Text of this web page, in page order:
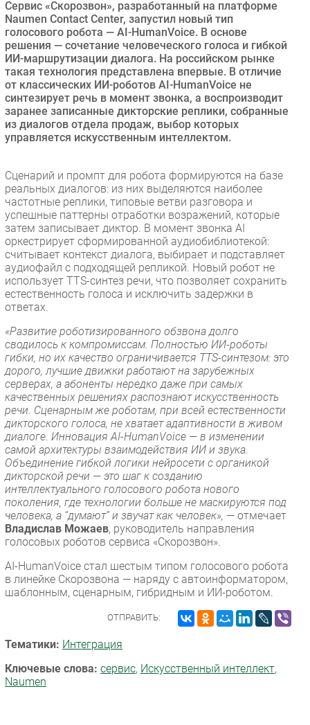
Безопасность
Инновации
CIO/Управление ИТ
Гаджеты
Здоровье
РАЗДЕЛЫ
Аналитика
Интервью
Мероприятия
Проекты
IT класс
Тестовый стенд
Каталог компаний
Сервис «Скорозвон», разработанный на платформе
Naumen Contact Center, запустил новый тип
голосового робота — AI-HumanVoice. В основе
решения — сочетание человеческого голоса и гибкой
ИИ-маршрутизации диалога. На российском рынке
такая технология представлена впервые. В отличие
от классических ИИ-роботов AI-HumanVoice не
синтезирует речь в момент звонка, а воспроизводит
заранее записанные дикторские реплики, собранные
из диалогов отдела продаж, выбор которых
управляется искусственным интеллектом.
Сценарий и промпт для робота формируются на базе
реальных диалогов: из них выделяются наиболее
частотные реплики, типовые ветви разговора и
успешные паттерны отработки возражений, которые
затем записывает диктор. В момент звонка AI
оркестрирует сформированной аудиобиблиотекой:
считывает контекст диалога, выбирает и подставляет
аудиофайл с подходящей репликой. Новый робот не
использует TTS-синтез речи, что позволяет сохранить
естественность голоса и исключить задержки в
ответах.
«Развитие роботизированного обзвона долго
сводилось к компромиссам. Полностью ИИ-роботы
гибки, но их качество ограничивается TTS-синтезом: это
дорого, лучшие движки работают на зарубежных
серверах, а абоненты нередко даже при самых
качественных решениях распознают искусственность
речи. Сценарным же роботам, при всей естественности
дикторского голоса, не хватает адаптивности в живом
диалоге. Инновация AI-HumanVoice — в изменении
самой архитектуры взаимодействия ИИ и звука.
Объединение гибкой логики нейросети с органикой
дикторской речи — это шаг к созданию
интеллектуального голосового робота нового
поколения, где технологии больше не маскируются под
человека, а “думают” и звучат как человек», — отмечает
Владислав Можаев, руководитель направления
голосовых роботов сервиса «Скорозвон».
AI-HumanVoice стал шестым типом голосового робота
в линейке Скорозвона — наряду с автоинформатором,
шаблонным, сценарным, гибридным и ИИ-роботом.
ОТПРАВИТЬ:
Тематики: Интеграция
Ключевые слова: сервис, Искусственный интеллект,
Naumen